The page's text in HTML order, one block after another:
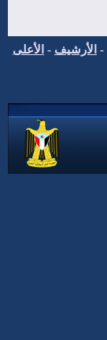
- الأرشيف - الأعلى